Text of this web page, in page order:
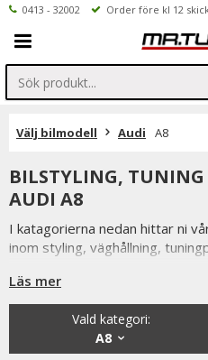
0413 - 32002 Order före kl 12
Välj bilmodell Audi A8
BILSTYLING,
AUDI A8
I katagorierna nedan hittar ni
inom styling, väghållning,
Är det något som du funderar
Till Audi A8.
Läs mer
Vald kategori:
A8